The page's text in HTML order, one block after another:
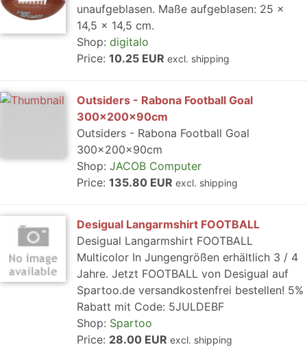
unaufgeblasen. Maße aufgeblasen: 25 x
14,5 x 14,5 cm.
Shop: digitalo
Price: 10.25 EUR excl. shipping
Outsiders - Rabona Football Goal
300x200x90cm
Outsiders - Rabona Football Goal
300x200x90cm
Shop: JACOB Computer
Price: 135.80 EUR excl. shipping
Desigual Langarmshirt FOOTBALL
Desigual Langarmshirt FOOTBALL
Multicolor In Jungengrößen erhältlich 3 / 4
Jahre. Jetzt FOOTBALL von Desigual auf
Spartoo.de versandkostenfrei bestellen! 5%
Rabatt mit Code: 5JULDEBF
Shop: Spartoo
Price: 28.00 EUR excl. shipping